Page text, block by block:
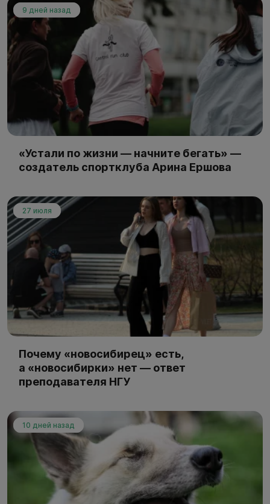
9 дней назад
«Устали по жизни — начните бегать» —
создатель спортклуба Арина Ершова
27 июля
Почему «новосибирец» есть,
а «новосибирки» нет — ответ
преподавателя НГУ
10 дней назад